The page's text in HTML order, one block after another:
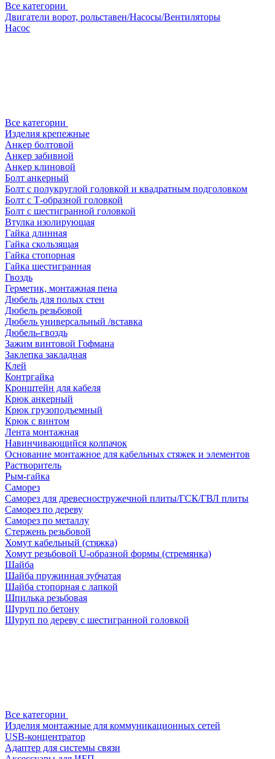
Все категории
Двигатели ворот, рольставен/Насосы/Вентиляторы
Насос
Все категории
Изделия крепежные
Анкер болтовой
Анкер забивной
Анкер клиновой
Болт анкерный
Болт с полукруглой головкой и квадратным подголовком
Болт с Т-образной головкой
Болт с шестигранной головкой
Втулка изолирующая
Гайка длинная
Гайка скользящая
Гайка стопорная
Гайка шестигранная
Гвоздь
Герметик, монтажная пена
Дюбель для полых стен
Дюбель резьбовой
Дюбель универсальный /вставка
Дюбель-гвоздь
Зажим винтовой Гофмана
Заклепка закладная
Клей
Контргайка
Кронштейн для кабеля
Крюк анкерный
Крюк грузоподъемный
Крюк с винтом
Лента монтажная
Навинчивающийся колпачок
Основание монтажное для кабельных стяжек и элементов
Растворитель
Рым-гайка
Саморез
Саморез для древесностружечной плиты/ГСК/ГВЛ плиты
Саморез по дереву
Саморез по металлу
Стержень резьбовой
Хомут кабельный (стяжка)
Хомут резьбовой U-образной формы (стремянка)
Шайба
Шайба пружинная зубчатая
Шайба стопорная с лапкой
Шпилька резьбовая
Шуруп по бетону
Шуруп по дереву с шестигранной головкой
Все категории
Изделия монтажные для коммуникационных сетей
USB-концентратор
Адаптер для системы связи